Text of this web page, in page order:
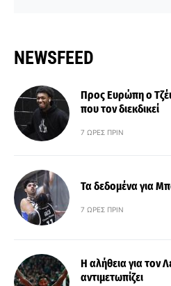
NEWSFEED
Προς Ευρώπη ο
που τον διεκδικεί
7 ΏΡΕΣ ΠΡΙΝ
Τα δεδομένα για
7 ΏΡΕΣ ΠΡΙΝ
Η αλήθεια για τον
αντιμετωπίζει